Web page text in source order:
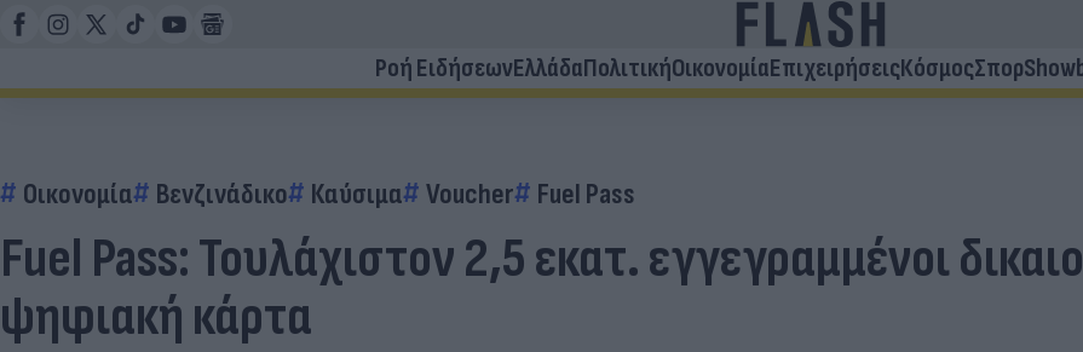
Ροή ΕιδήσεωνΕλλάδαΠολιτικήΟικονομίαΕπιχειρήσειςΚόσμοςΣπορ
Οικονομία Βενζινάδικο Καύσιμα Voucher Fuel Pass
Fuel Pass: Τουλάχιστον 2,5 εκατ. εγγεγραμμένοι
ψηφιακή κάρτα